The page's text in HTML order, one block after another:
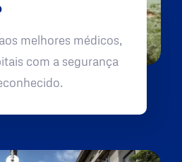
melhores médicos,
com a segurança